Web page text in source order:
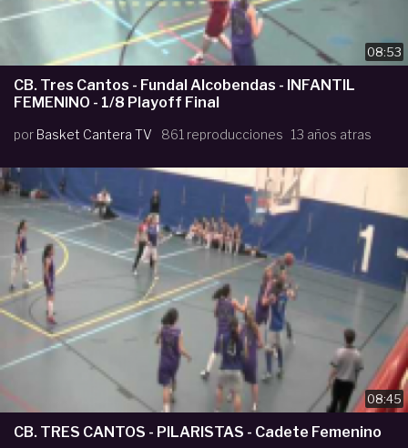
08:53
CB. Tres Cantos - Fundal Alcobendas - INFANTIL
FEMENINO - 1/8 Playoff Final
por Basket Cantera TV 861 reproducciones 13 años atras
08:45
CB. TRES CANTOS - PILARISTAS - Cadete Femenino